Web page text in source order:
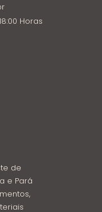
Horas
de
e Pará